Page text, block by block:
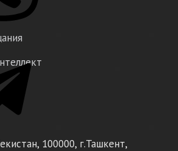
100000, г.Ташкент,